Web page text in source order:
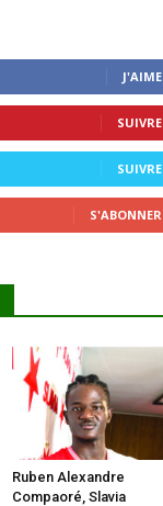
J'AIME
SUIVRE
SUIVRE
S'ABONNER
Ruben Alexandre
Compaoré, Slavia